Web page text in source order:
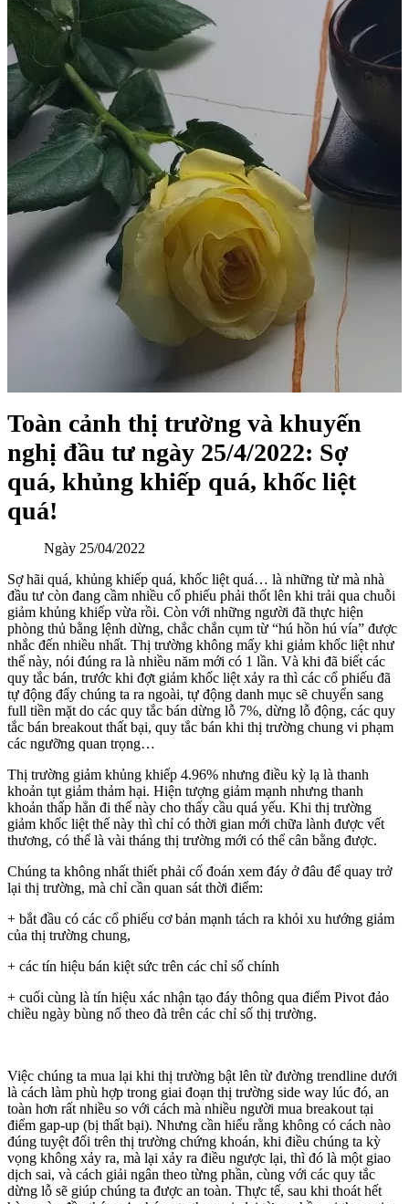
Toàn cảnh thị trường và khuyến
nghị đầu tư ngày 25/4/2022: Sợ
quá, khủng khiếp quá, khốc liệt
quá!
Ngày 25/04/2022
Sợ hãi quá, khủng khiếp quá, khốc liệt quá… là những từ mà nhà
đầu tư còn đang cầm nhiều cổ phiếu phải thốt lên khi trải qua chuỗi
giảm khủng khiếp vừa rồi. Còn với những người đã thực hiện
phòng thủ bằng lệnh dừng, chắc chắn cụm từ “hú hồn hú vía” được
nhắc đến nhiều nhất. Thị trường không mấy khi giảm khốc liệt như
thế này, nói đúng ra là nhiều năm mới có 1 lần. Và khi đã biết các
quy tắc bán, trước khi đợt giảm khốc liệt xảy ra thì các cổ phiếu đã
tự động đẩy chúng ta ra ngoài, tự động danh mục sẽ chuyển sang
full tiền mặt do các quy tắc bán dừng lỗ 7%, dừng lỗ động, các quy
tắc bán breakout thất bại, quy tắc bán khi thị trường chung vi phạm
các ngưỡng quan trọng…
Thị trường giảm khủng khiếp 4.96% nhưng điều kỳ lạ là thanh
khoản tụt giảm thảm hại. Hiện tượng giảm mạnh nhưng thanh
khoản thấp hẳn đi thế này cho thấy cầu quá yếu. Khi thị trường
giảm khốc liệt thế này thì chỉ có thời gian mới chữa lành được vết
thương, có thể là vài tháng thị trường mới có thể cân bằng được.
Chúng ta không nhất thiết phải cố đoán xem đáy ở đâu để quay trở
lại thị trường, mà chỉ cần quan sát thời điểm:
+ bắt đầu có các cổ phiếu cơ bản mạnh tách ra khỏi xu hướng giảm
của thị trường chung,
+ các tín hiệu bán kiệt sức trên các chỉ số chính
+ cuối cùng là tín hiệu xác nhận tạo đáy thông qua điểm Pivot đảo
chiều ngày bùng nổ theo đà trên các chỉ số thị trường.
Việc chúng ta mua lại khi thị trường bật lên từ đường trendline dưới
là cách làm phù hợp trong giai đoạn thị trường side way lúc đó, an
toàn hơn rất nhiều so với cách mà nhiều người mua breakout tại
điểm gap-up (bị thất bại). Nhưng cần hiểu rằng không có cách nào
đúng tuyệt đối trên thị trường chứng khoán, khi điều chúng ta kỳ
vọng không xảy ra, mà lại xảy ra điều ngược lại, thì đó là một giao
dịch sai, và cách giải ngân theo từng phần, cùng với các quy tắc
dừng lỗ sẽ giúp chúng ta được an toàn. Thực tế, sau khi thoát hết